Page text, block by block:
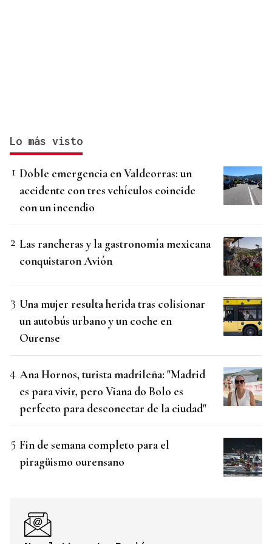
Lo más visto
Doble emergencia en Valdeorras: un
accidente con tres vehículos coincide
con un incendio
Las rancheras y la gastronomía mexicana
conquistaron Avión
Una mujer resulta herida tras colisionar
un autobús urbano y un coche en
Ourense
Ana Hornos, turista madrileña: "Madrid
es para vivir, pero Viana do Bolo es
perfecto para desconectar de la ciudad"
Fin de semana completo para el
piragüismo ourensano